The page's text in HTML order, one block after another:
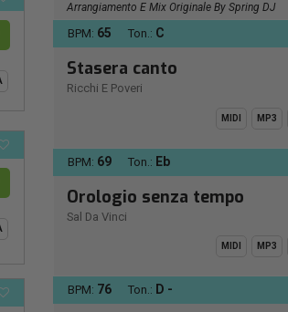
Arrangiamento E Mix Originale By Spring DJ
BPM: 65 Ton.: C
Stasera canto
Ricchi E Poveri
MIDI MP3
BPM: 69 Ton.: Eb
Orologio senza tempo
Sal Da Vinci
MIDI MP3
BPM: 76 Ton.: D -